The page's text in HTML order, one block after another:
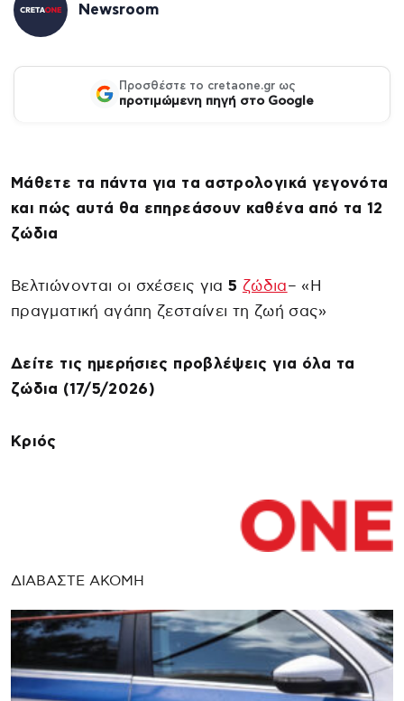
Newsroom
Προσθέστε το cretaone.gr ως
προτιμώμενη πηγή στο Google
Μάθετε τα πάντα για τα αστρολογικά γεγονότα
και πώς αυτά θα επηρεάσουν καθένα από τα 12
ζώδια
Βελτιώνονται οι σχέσεις για5 ζώδια– «Η
πραγματική αγάπη ζεσταίνει τη ζωή σας»
Δείτε τις ημερήσιες προβλέψεις για όλα τα
ζώδια (17/5/2026)
Κριός
ΔΙΑΒΑΣΤΕ ΑΚΟΜΗ